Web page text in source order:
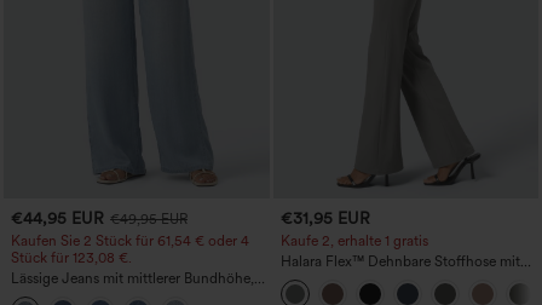
€44,95 EUR €49,95 EUR
Kaufen Sie 2 Stück für 61,54 € oder 4
Stück für 123,08 €.
Lässige Jeans mit mittlerer Bundhöhe,
Kordelzug und Taschen
€31,95 EUR
Kaufe 2, erhalte 1 gratis
Halara Flex™ Dehnbare Stoffhose mit
hohem Bund und Seitentasche hinten